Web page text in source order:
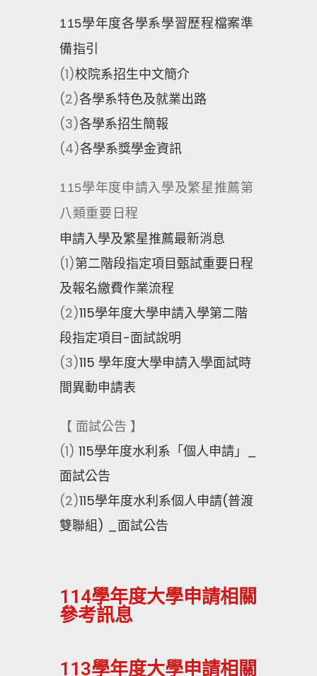
115學年度各學系學習歷程檔案準
備指引
(1)校院系招生中文簡介
(2)各學系特色及就業出路
(3)各學系招生簡報
(4)各學系獎學金資訊
115學年度申請入學及繁星推薦第
八類重要日程
申請入學及繁星推薦最新消息
(1)第二階段指定項目甄試重要日程
及報名繳費作業流程
(2)115學年度大學申請入學第二階
段指定項目-面試說明
(3)115 學年度大學申請入學面試時
間異動申請表
【 面試公告 】
(1) 115學年度水利系「個人申請」_
面試公告
(2)115學年度水利系個人申請(普渡
雙聯組) _面試公告
114學年度大學申請相關
參考訊息
113學年度大學申請相關